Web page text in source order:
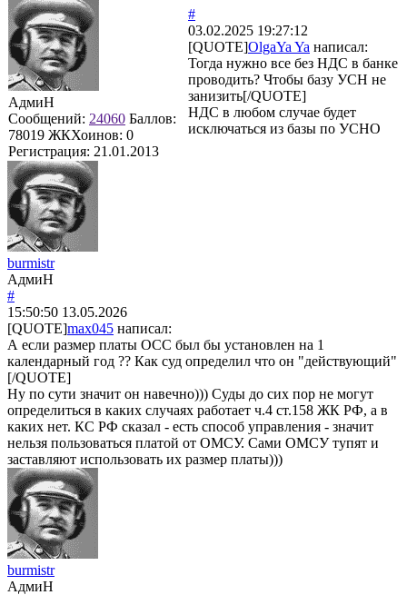
АдмиН
Сообщений: 24060 Баллов:
78019 ЖКХоинов: 0
Регистрация: 21.01.2013
#
03.02.2025 19:27:12
[QUOTE]OlgaYa Ya написал:
Тогда нужно все без НДС в банке
проводить? Чтобы базу УСН не
занизить[/QUOTE]
НДС в любом случае будет
исключаться из базы по УСНО
burmistr
АдмиН
#
15:50:50 13.05.2026
[QUOTE]max045 написал:
А если размер платы ОСС был бы установлен на 1
календарный год ?? Как суд определил что он "действующий"
[/QUOTE]
Ну по сути значит он навечно))) Суды до сих пор не могут
определиться в каких случаях работает ч.4 ст.158 ЖК РФ, а в
каких нет. КС РФ сказал - есть способ управления - значит
нельзя пользоваться платой от ОМСУ. Сами ОМСУ тупят и
заставляют использовать их размер платы)))
burmistr
АдмиН